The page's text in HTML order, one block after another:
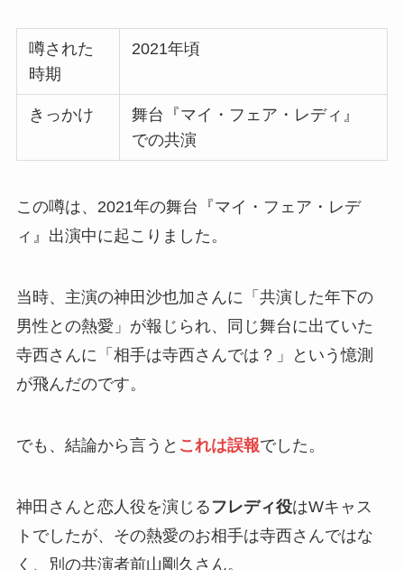
噂された
時期
2021年頃
きっかけ
舞台『マイ・フェア・レディ』
での共演
この噂は、2021年の舞台『マイ・フェア・レデ
ィ』出演中に起こりました。
当時、主演の神田沙也加さんに「共演した年下の
男性との熱愛」が報じられ、同じ舞台に出ていた
寺西さんに「相手は寺西さんでは？」という憶測
が飛んだのです。
でも、結論から言うと これは誤報でした。
神田さんと恋人役を演じる フレディ役はWキャス
トでしたが、その熱愛のお相手は寺西さんではな
く、別の共演者前山剛久さん。